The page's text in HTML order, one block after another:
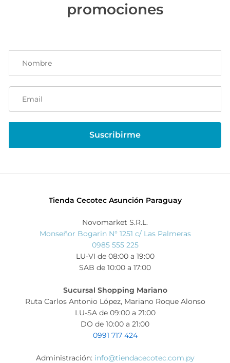
promociones
Tienda Cecotec Asunción Paraguay
Novomarket S.R.L.
Monseñor Bogarin N° 1251 c/ Las Palmeras
0985 555 225
LU-VI de 08:00 a 19:00
SAB de 10:00 a 17:00
Sucursal Shopping Mariano
Ruta Carlos Antonio López, Mariano Roque Alonso
LU-SA de 09:00 a 21:00
DO de 10:00 a 21:00
0991 717 424
Administración: info@tiendacecotec.com.py